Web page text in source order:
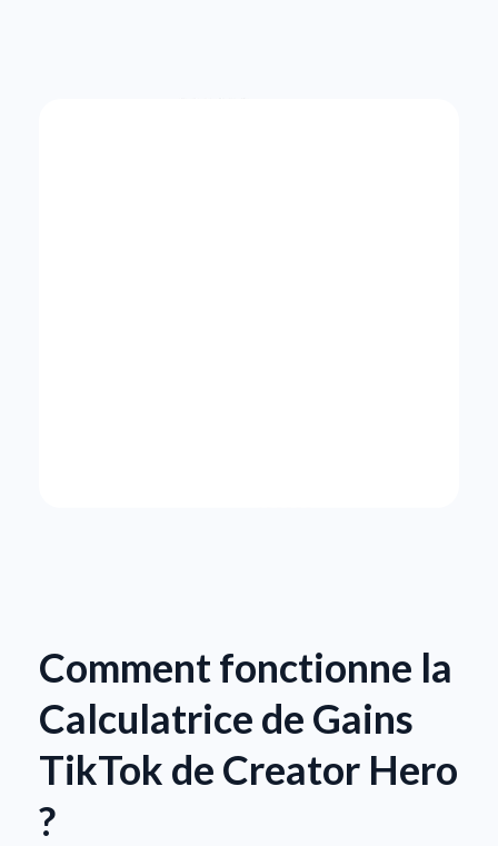
Comment fonctionne la
Calculatrice de Gains
TikTok de Creator Hero
?